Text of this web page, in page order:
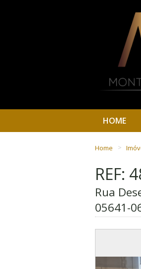
HOME
Home
REF:
Rua
05641-